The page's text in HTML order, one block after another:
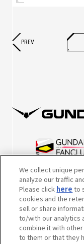
PREV
※英表記につきまして、
We collect unique
analyze our traffic
Please click here to
cookies and the
sell or share
to/with our analytics
combine it with
to them or that they